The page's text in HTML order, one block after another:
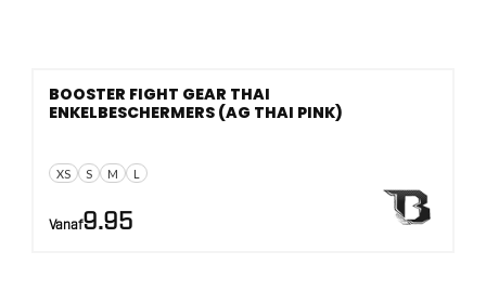
XS S M L
BOOSTER FIGHT GEAR THAI
ENKELBESCHERMERS (AG THAI PINK)
Vanaf9.95